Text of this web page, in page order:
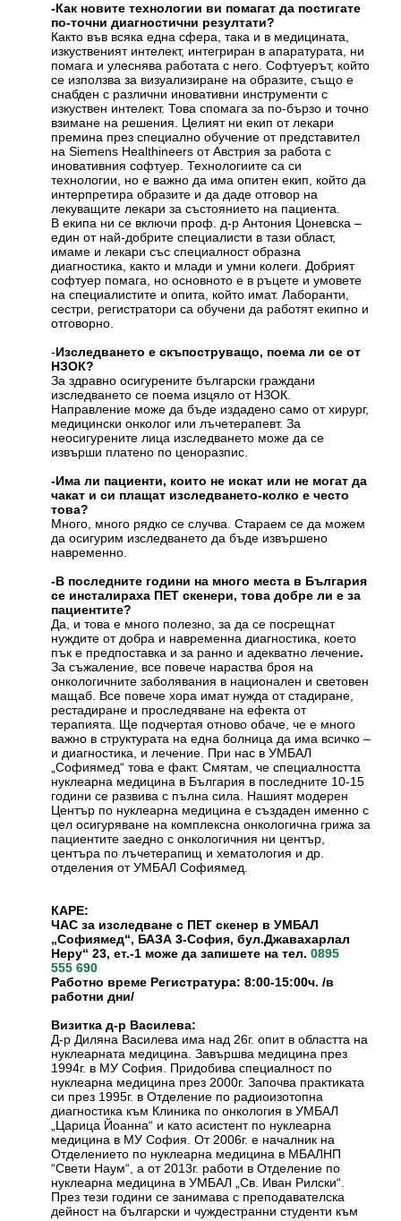
-Как новите технологии ви помагат да постигате
по-точни диагностични резултати?
Както във всяка една сфера, така и в медицината,
изкуственият интелект, интегриран в апаратурата, ни
помага и улеснява работата с него. Софтуерът, който
се използва за визуализиране на образите, също е
снабден с различни иновативни инструменти с
изкуствен интелект. Това спомага за по-бързо и точно
взимане на решения. Целият ни екип от лекари
премина през специално обучение от представител
на Siemens Healthineers от Австрия за работа с
иновативния софтуер. Технологиите са си
технологии, но е важно да има опитен екип, който да
интерпретира образите и да даде отговор на
лекуващите лекари за състоянието на пациента.
В екипа ни се включи проф. д-р Антония Цоневска –
един от най-добрите специалисти в тази област,
имаме и лекари със специалност образна
диагностика, както и млади и умни колеги. Добрият
софтуер помага, но основното е в ръцете и умовете
на специалистите и опита, който имат. Лаборанти,
сестри, регистратори са обучени да работят екипно и
отговорно.
-Изследването е скъпоструващо, поема ли се от
НЗОК?
За здравно осигурените български граждани
изследването се поема изцяло от НЗОК.
Направление може да бъде издадено само от хирург,
медицински онколог или лъчетерапевт. За
неосигурените лица изследването може да се
извърши платено по ценоразпис.
-Има ли пациенти, които не искат или не могат да
чакат и си плащат изследването-колко е често
това?
Много, много рядко се случва. Стараем се да можем
да осигурим изследването да бъде извършено
навременно.
-В последните години на много места в България
се инсталираха ПЕТ скенери, това добре ли е за
пациентите?
Да, и това е много полезно, за да се посрещнат
нуждите от добра и навременна диагностика, което
пък е предпоставка и за ранно и адекватно лечение.
За съжаление, все повече нараства броя на
онкологичните заболявания в национален и световен
мащаб. Все повече хора имат нужда от стадиране,
рестадиране и проследяване на ефекта от
терапията. Ще подчертая отново обаче, че е много
важно в структурата на една болница да има всичко –
и диагностика, и лечение. При нас в УМБАЛ
„Софиямед“ това е факт. Смятам, че специалността
нуклеарна медицина в България в последните 10-15
години се развива с пълна сила. Нашият модерен
Център по нуклеарна медицина е създаден именно с
цел осигуряване на комплексна онкологична грижа за
пациентите заедно с онкологичния ни център,
центъра по лъчетерапищ и хематология и др.
отделения от УМБАЛ Софиямед.
КАРЕ:
ЧАС за изследване с ПЕТ скенер в УМБАЛ
„Софиямед“, БАЗА 3-София, бул.Джавахарлал
Неру“ 23, ет.-1 може да запишете на тел.0895
555 690
Работно време Регистратура: 8:00-15:00ч. /в
работни дни/
Визитка д-р Василева:
Д-р Диляна Василева има над 26г. опит в областта на
нуклеарната медицина. Завършва медицина през
1994г. в МУ София. Придобива специалност по
нуклеарна медицина през 2000г. Започва практиката
си през 1995г. в Отделение по радиоизотопна
диагностика към Клиника по онкология в УМБАЛ
„Царица Йоанна“ и като асистент по нуклеарна
медицина в МУ София. От 2006г. е началник на
Отделението по нуклеарна медицина в МБАЛНП
“Свети Наум“, а от 2013г. работи в Отделение по
нуклеарна медицина в УМБАЛ „Св. Иван Рилски“.
През тези години се занимава с преподавателска
дейност на български и чуждестранни студенти към